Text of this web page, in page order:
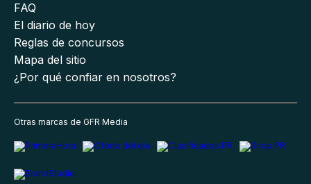
FAQ
El diario de hoy
Reglas de concursos
Mapa del sitio
¿Por qué confiar en nosotros?
Otras marcas de GFR Media